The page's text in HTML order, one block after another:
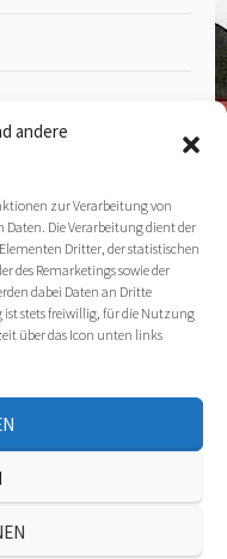
andere
zur Verarbeitung von
Die Verarbeitung dient der
Dritter, der statistischen
des Remarketings sowie der
dabei Daten an Dritte
stets freiwillig, für die Nutzung
über das Icon unten links